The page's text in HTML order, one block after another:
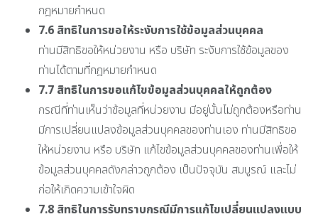
กฎหมายกำหนด
7.6 สิทธิในการขอให้ระงับการใช้ข้อมูลส่วนบุคคล
ท่านมีสิทธิขอให้หน่วยงาน หรือ บริษัท ระงับการใช้ข้อมูลของ
ท่านได้ตามที่กฎหมายกำหนด
7.7 สิทธิในการขอแก้ไขข้อมูลส่วนบุคคลให้ถูกต้อง
กรณีที่ท่านเห็นว่าข้อมูลที่หน่วยงาน มีอยู่นั้นไม่ถูกต้องหรือท่าน
มีการเปลี่ยนแปลงข้อมูลส่วนบุคคลของท่านเอง ท่านมีสิทธิขอ
ให้หน่วยงาน หรือ บริษัท แก้ไขข้อมูลส่วนบุคคลของท่านเพื่อให้
ข้อมูลส่วนบุคคลดังกล่าวถูกต้อง เป็นปัจจุบัน สมบูรณ์ และไม่
ก่อให้เกิดความเข้าใจผิด
7.8 สิทธิในการรับทราบกรณีมีการแก้ไขเปลี่ยนแปลงแบบ